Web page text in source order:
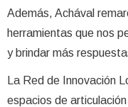
Además, Achával
herramientas que nos
y brindar más
La Red de Innovación
espacios de